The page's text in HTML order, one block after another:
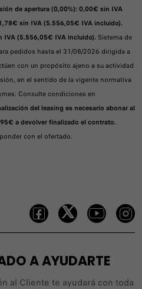
de apertura (0,00%): 0,00€ sin IVA
sin IVA (5.556,05€ IVA incluido).
IVA (5.556,05€ IVA incluido). Sistema de
pedidos hasta el 31/08/2026 dirigida a
con un propósito ajeno a su actividad
en el sentido de la vigente normativa
Consulte condiciones en
del leasing es necesario abonar al
a devolver finalizado el contrato.
con el ofertado.
A AYUDARTE
al Cliente te ayudará con toda